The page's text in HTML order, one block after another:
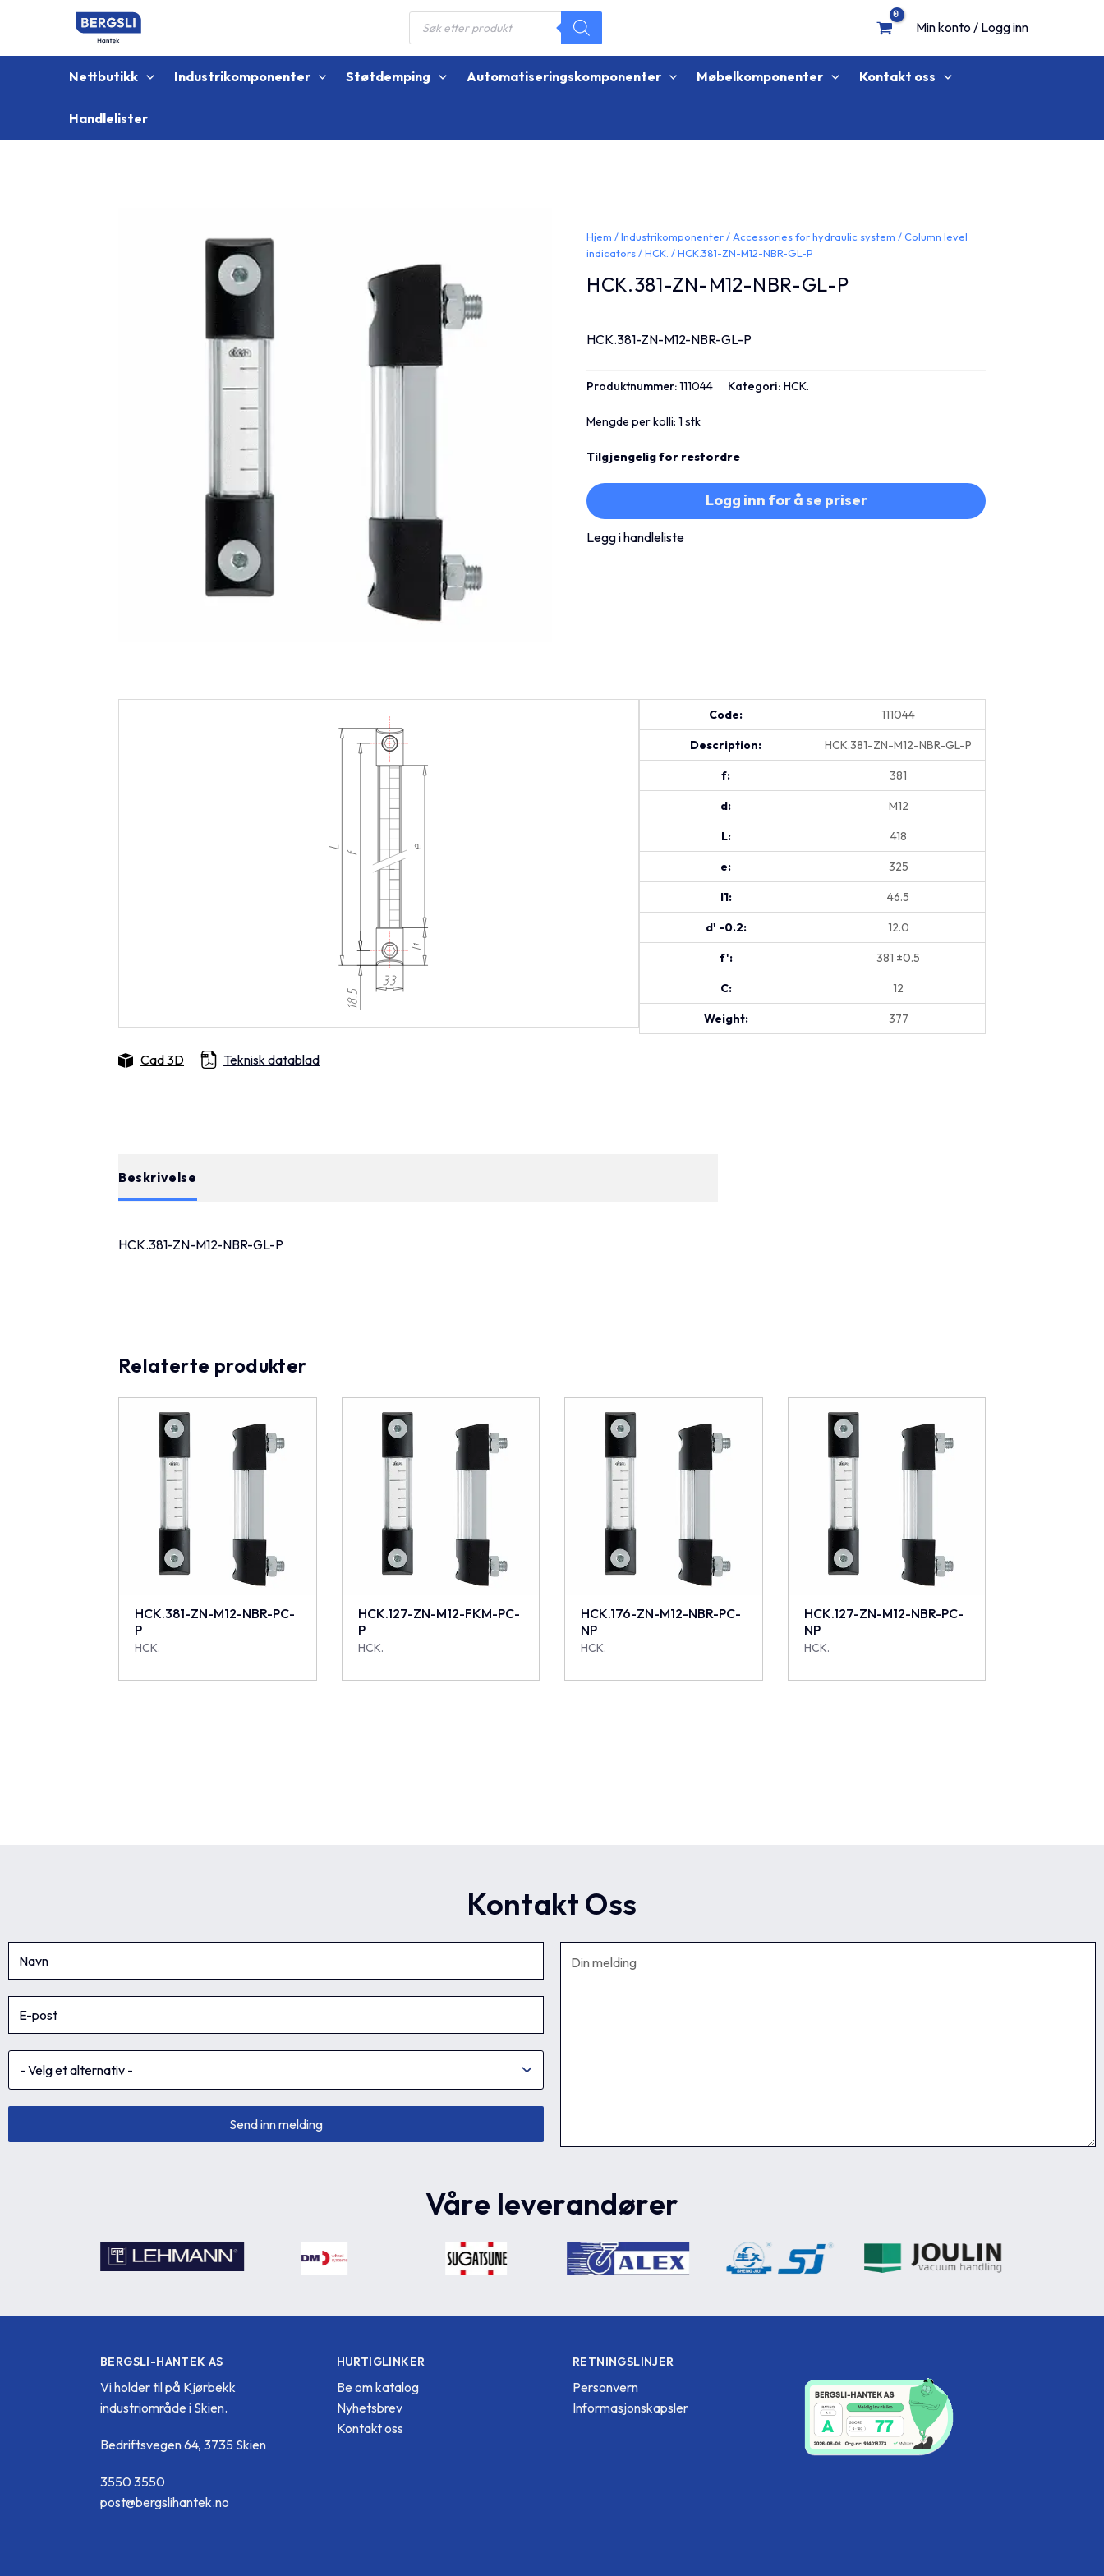
Products
search
Min konto / Logg inn
Nettbutikk Industrikomponenter Støtdemping Automatiseringskomponenter Møbelkomponenter Kontakt oss
Handlelister
Hjem /Industrikomponenter/ Accessories for hydraulic system /Column level
indicators/HCK. / HCK.381-ZN-M12-NBR-GL-P
HCK.381-ZN-M12-NBR-GL-P
HCK.381-ZN-M12-NBR-GL-P
Produktnummer:111044 Kategori:HCK.
Mengde per kolli: 1 stk
Tilgjengelig for restordre
Logg inn for å se priser
Legg i handleliste
Code: 111044
Description: HCK.381-ZN-M12-NBR-GL-P
f: 381
d: M12
L: 418
e: 325
l1: 46.5
d' -0.2: 12.0
f': 381 ±0.5
C: 12
Weight: 377
Cad 3D Teknisk datablad
Beskrivelse
HCK.381-ZN-M12-NBR-GL-P
Relaterte produkter
HCK.381-ZN-M12-NBR-PC-
P
HCK.
HCK.127-ZN-M12-FKM-PC-
P
HCK.
HCK.176-ZN-M12-NBR-PC-
NP
HCK.
HCK.127-ZN-M12-NBR-PC-
NP
HCK.
Kontakt Oss
Våre leverandører
BERGSLI-HANTEK AS
Vi holder til på Kjørbekk
industriområde i Skien.
Bedriftsvegen 64, 3735 Skien
3550 3550
post@bergslihantek.no
HURTIGLINKER
Be om katalog
Nyhetsbrev
Kontakt oss
RETNINGSLINJER
Personvern
Informasjonskapsler